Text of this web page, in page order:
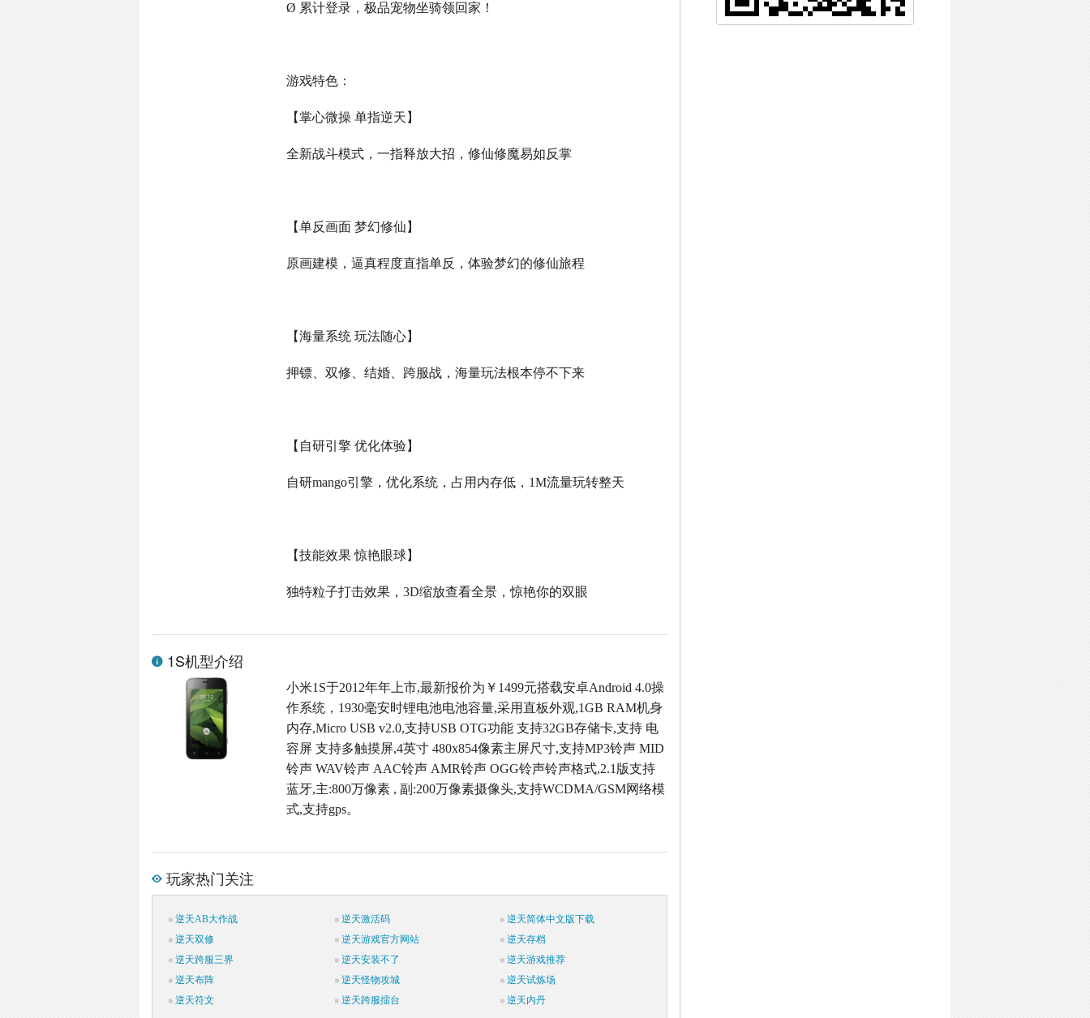
Ø 累计登录，极品宠物坐骑领回家！
游戏特色：
【掌心微操 单指逆天】
全新战斗模式，一指释放大招，修仙修魔易如反掌
【单反画面 梦幻修仙】
原画建模，逼真程度直指单反，体验梦幻的修仙旅程
【海量系统 玩法随心】
押镖、双修、结婚、跨服战，海量玩法根本停不下来
【自研引擎 优化体验】
自研mango引擎，优化系统，占用内存低， 1M流量玩转整天
【技能效果 惊艳眼球】
独特粒子打击效果，3D缩放查看全景，惊艳你的双眼
1S机型介绍
小米1S于2012年年上市,最新报价为￥1499元搭载安卓Android 4.0操
作系统，1930毫安时锂电池电池容量,采用直板外观,1GB RAM机身
内存,Micro USB v2.0,支持USB OTG功能 支持32GB存储卡,支持 电
容屏 支持多触摸屏,4英寸 480x854像素主屏尺寸,支持MP3铃声 MID
铃声 WAV铃声 AAC铃声 AMR铃声 OGG铃声铃声格式,2.1版支持
蓝牙,主:800万像素 , 副:200万像素摄像头,支持WCDMA/GSM网络模
式,支持gps。
玩家热门关注
逆天AB大作战 逆天激活码
逆天简体中文版下载
逆天双修
逆天游戏官方网站
逆天存档
逆天跨服三界
逆天安装不了
逆天游戏推荐
逆天布阵
逆天怪物攻城
逆天试炼场
逆天符文
逆天跨服擂台 逆天内丹